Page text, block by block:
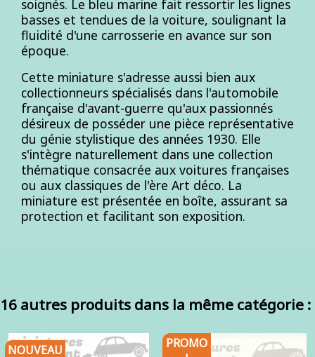
soignés. Le bleu marine fait ressortir les lignes
basses et tendues de la voiture, soulignant la
fluidité d'une carrosserie en avance sur son
époque.
Cette miniature s'adresse aussi bien aux
collectionneurs spécialisés dans l'automobile
française d'avant-guerre qu'aux passionnés
désireux de posséder une pièce représentative
du génie stylistique des années 1930. Elle
s'intègre naturellement dans une collection
thématique consacrée aux voitures françaises
ou aux classiques de l'ère Art déco. La
miniature est présentée en boîte, assurant sa
protection et facilitant son exposition.
16 autres produits dans la même catégorie :
NOUVEAU
PROMO